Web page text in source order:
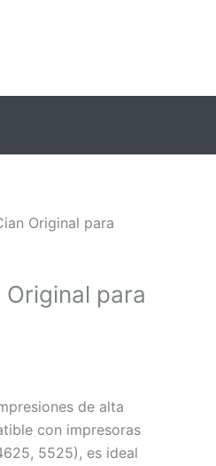
Original para
para
de alta
con impresoras
5525), es ideal